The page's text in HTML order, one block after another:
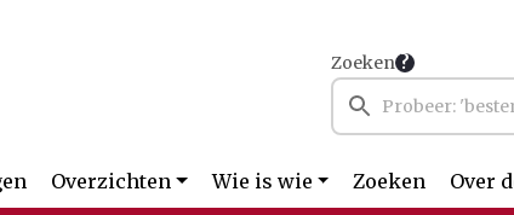
Zoeken
Overzichten Wie is wie Zoeken Over